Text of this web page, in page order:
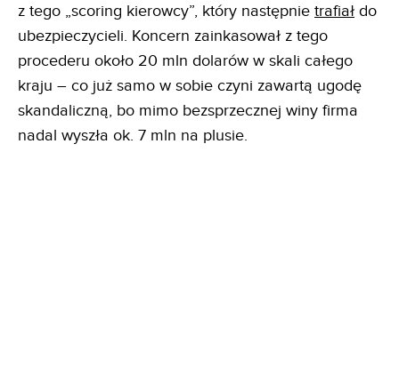
z tego „scoring kierowcy”, który następnie trafiał do
ubezpieczycieli. Koncern zainkasował z tego
procederu około 20 mln dolarów w skali całego
kraju – co już samo w sobie czyni zawartą ugodę
skandaliczną, bo mimo bezsprzecznej winy firma
nadal wyszła ok. 7 mln na plusie.